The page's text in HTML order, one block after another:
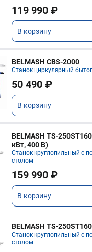
119 990 ₽
В корзину
BELMASH CBS-2000
Станок циркулярный
50 490 ₽
В корзину
BELMASH TS-
кВт, 400 В)
Станок круглопильный с
столом
159 990 ₽
В корзину
BELMASH TS-
Станок круглопильный с
столом